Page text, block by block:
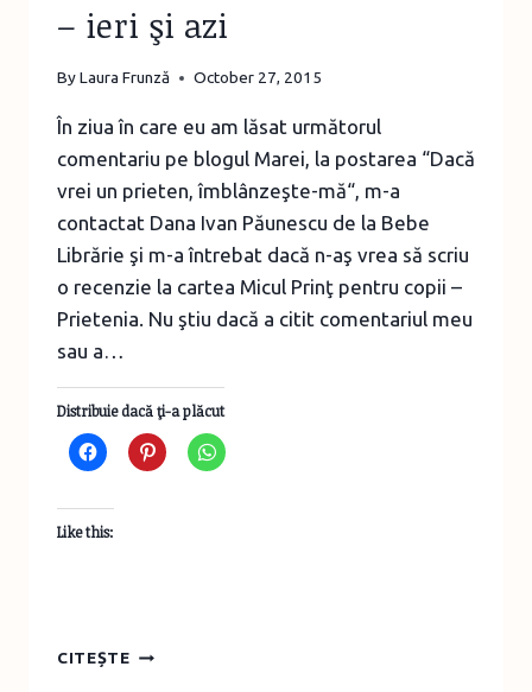
– ieri şi azi
ByLaura Frunză October 27, 2015
În ziua în care eu am lăsat următorul
comentariu pe blogul Marei, la postarea “Dacă
vrei un prieten, îmblânzeşte-mă“, m-a
contactat Dana Ivan Păunescu de la Bebe
Librărie şi m-a întrebat dacă n-aş vrea să scriu
o recenzie la cartea Micul Prinţ pentru copii –
Prietenia. Nu ştiu dacă a citit comentariul meu
sau a…
Distribuie dacă ţi-a plăcut
Like this:
CITEȘTEANTOINE